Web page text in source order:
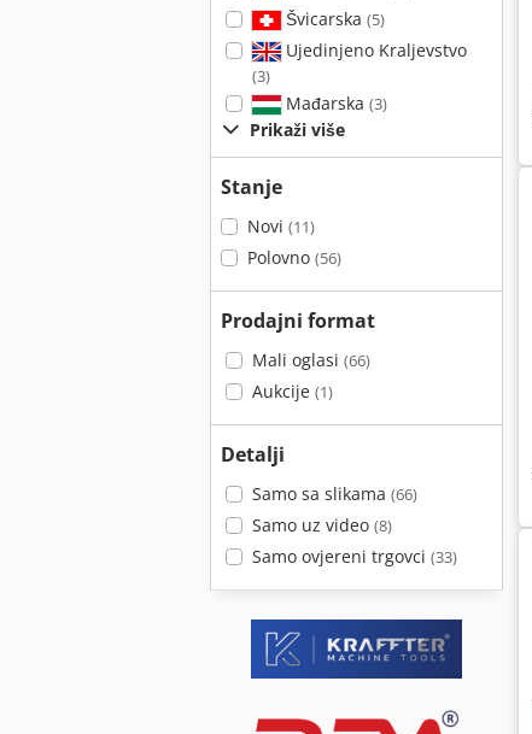
Švicarska (5)
Ujedinjeno Kraljevstvo
(3)
Mađarska (3)
Prikaži više
Stanje
Novi (11)
Polovno (56)
Prodajni format
Mali oglasi (66)
Aukcije (1)
Detalji
Samo sa slikama (66)
Samo uz video (8)
Samo ovjereni trgovci (33)